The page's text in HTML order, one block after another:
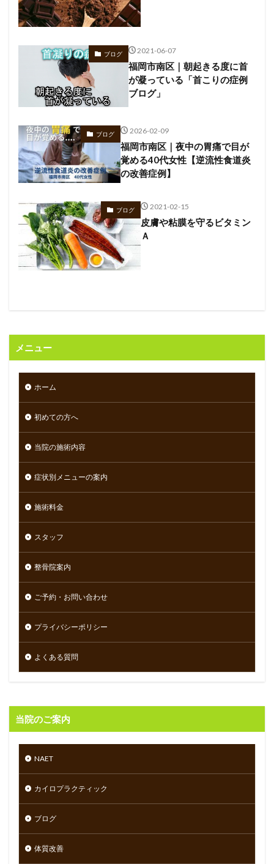
ブログ 2021-06-07
福岡市南区｜朝起きる度に首
が凝っている「首こりの症例
ブログ」
ブログ 2026-02-09
福岡市南区｜夜中の胃痛で目が
覚める40代女性【逆流性食道炎
の改善症例】
ブログ 2021-02-15
皮膚や粘膜を守るビタミン
Ａ
メニュー
ホーム
初めての方へ
当院の施術内容
症状別メニューの案内
施術料金
スタッフ
整骨院案内
ご予約・お問い合わせ
プライバシーポリシー
よくある質問
当院のご案内
NAET
カイロプラクティック
ブログ
体質改善